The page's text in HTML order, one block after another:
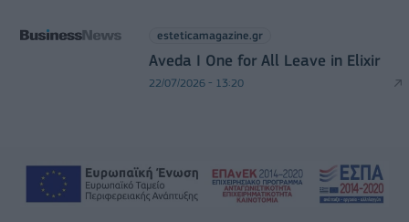
esteticamagazine.gr
Aveda I One for All Leave in Elixir
22/07/2026 - 13:20